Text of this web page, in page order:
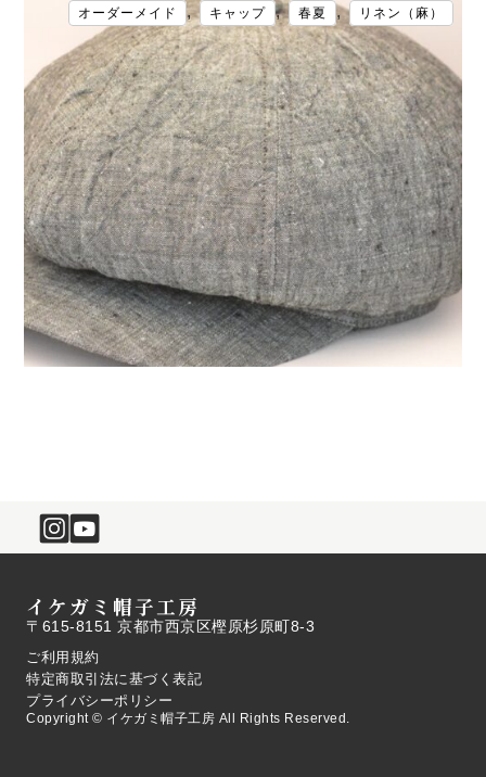
オーダーメイド , キャップ , 春夏 , リネン（麻）
イケガミ帽子工房
〒615-8151 京都市西京区樫原杉原町8-3
ご利用規約
特定商取引法に基づく表記
プライバシーポリシー
Copyright © イケガミ帽子工房 All Rights Reserved.